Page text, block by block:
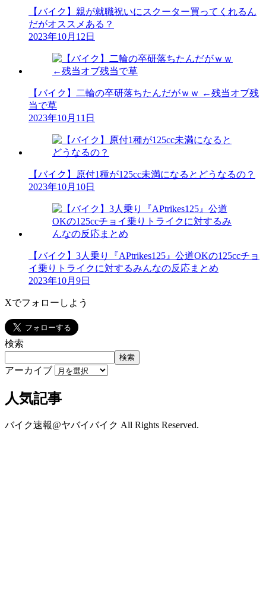
【バイク】親が就職祝いにスクーター買ってくれるん
だがオススメある？
2023年10月12日
【バイク】二輪の卒研落ちたんだがｗｗ ←残当オブ残
当で草
2023年10月11日
【バイク】原付1種が125cc未満になるとどうなるの？
2023年10月10日
【バイク】3人乗り『APtrikes125』公道OKの125ccチョ
イ乗りトライクに対するみんなの反応まとめ
2023年10月9日
Xでフォローしよう
検索
検索
アーカイブ
人気記事
バイク速報@ヤバイバイク All Rights Reserved.